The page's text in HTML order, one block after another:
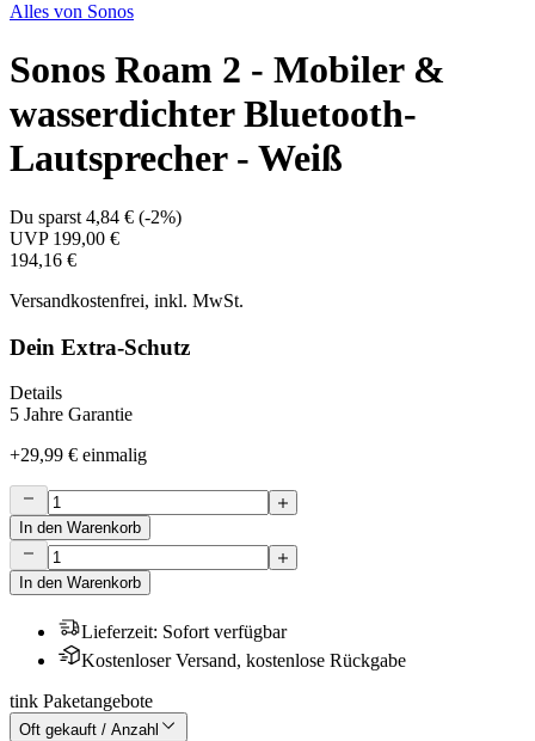
Alles von Sonos
Sonos Roam 2 - Mobiler &
wasserdichter Bluetooth-
Lautsprecher - Weiß
Du sparst 4,84 € (-2%)
UVP 199,00 €
194,16 €
Versandkostenfrei, inkl. MwSt.
Dein Extra-Schutz
Details
5 Jahre Garantie
+29,99 € einmalig
In den Warenkorb
In den Warenkorb
Lieferzeit: Sofort verfügbar
Kostenloser Versand, kostenlose Rückgabe
tink Paketangebote
Oft gekauft / Anzahl